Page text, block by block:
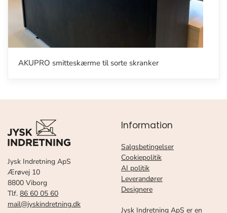
AKUPRO smitteskærme til sorte skranker
Jysk Indretning ApS
Ærøvej 10
8800 Viborg
Tlf. 86 60 05 60
mail@jyskindretning.dk
Information
Salgsbetingelser
Cookiepolitik
AI politik
Leverandører
Designere
Jysk Indretning ApS er en